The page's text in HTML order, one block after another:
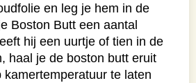
en leg je hem in de
Boston Butt een aantal
hij een uurtje of tien in de
haal je de boston butt eruit
kamertemperatuur te laten